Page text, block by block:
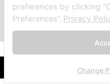
สำนักทะเบียนและประม
preferences by clicking
Preferences”. Privacy
Change